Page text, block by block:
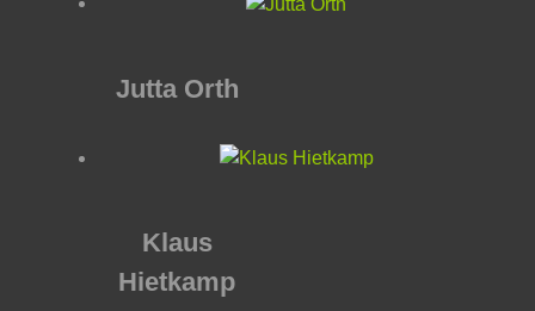
Jutta Orth
Klaus
Hietkamp